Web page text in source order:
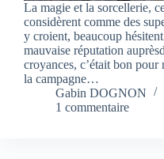
La magie et la sorcellerie,
considèrent comme des
y croient, beaucoup
mauvaise réputation
croyances, c’était bon pour
la campagne…
Gabin DOGNON
1 commentaire